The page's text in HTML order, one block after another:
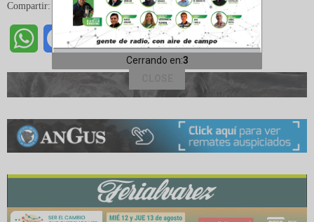
Compartir:
WhatsAppFacebookTwitter